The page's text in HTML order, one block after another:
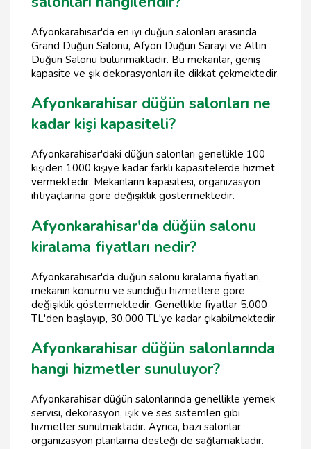
Afyonkarahisar'da en iyi düğün salonları arasında
Grand Düğün Salonu, Afyon Düğün Sarayı ve Altın
Düğün Salonu bulunmaktadır. Bu mekanlar, geniş
kapasite ve şık dekorasyonları ile dikkat çekmektedir.
Afyonkarahisar düğün salonları ne
kadar kişi kapasiteli?
Afyonkarahisar'daki düğün salonları genellikle 100
kişiden 1000 kişiye kadar farklı kapasitelerde hizmet
vermektedir. Mekanların kapasitesi, organizasyon
ihtiyaçlarına göre değişiklik göstermektedir.
Afyonkarahisar'da düğün salonu
kiralama fiyatları nedir?
Afyonkarahisar'da düğün salonu kiralama fiyatları,
mekanın konumu ve sunduğu hizmetlere göre
değişiklik göstermektedir. Genellikle fiyatlar 5.000
TL'den başlayıp, 30.000 TL'ye kadar çıkabilmektedir.
Afyonkarahisar düğün salonlarında
hangi hizmetler sunuluyor?
Afyonkarahisar düğün salonlarında genellikle yemek
servisi, dekorasyon, ışık ve ses sistemleri gibi
hizmetler sunulmaktadır. Ayrıca, bazı salonlar
organizasyon planlama desteği de sağlamaktadır.